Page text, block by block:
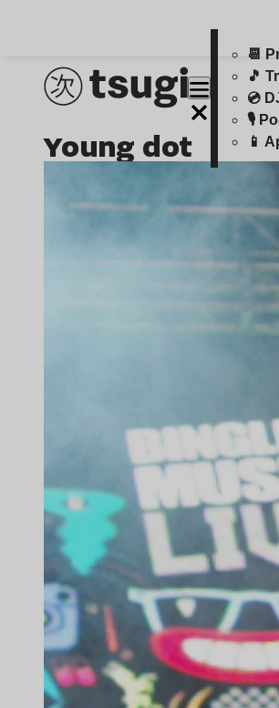
📆
🎵
💿
🎙️
📱
young dot